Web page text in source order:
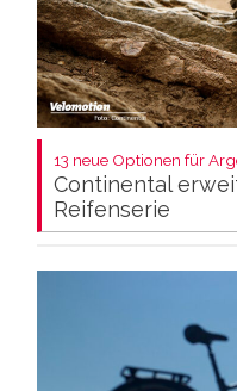
13 neue Optionen für
Continental
Reifenserie